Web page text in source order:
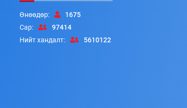
Өнөөдөр:
1675
Сар:
97414
Нийт хандалт:
5610122